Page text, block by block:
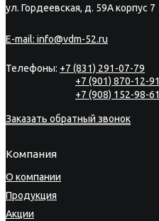
ул. Гордеевская, д. 59А корпус 7
E-mail: info@vdm-52.ru
Телефоны: +7 (831) 291-07-79
+7 (901) 870-12-91
+7 (908) 152-98-61
Заказать обратный звонок
Компания
О компании
Продукция
Акции